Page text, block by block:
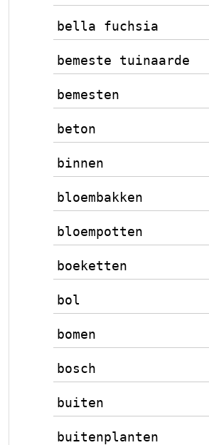
bella fuchsia
bemeste tuinaarde
bemesten
beton
binnen
bloembakken
bloempotten
boeketten
bol
bomen
bosch
buiten
buitenplanten